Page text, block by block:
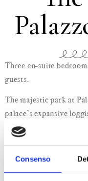
Consenso
Three en-suite
guests.
The majestic park at
palace’s expansive
willows, lush
are crafted from fine
The entire structure is
system, which